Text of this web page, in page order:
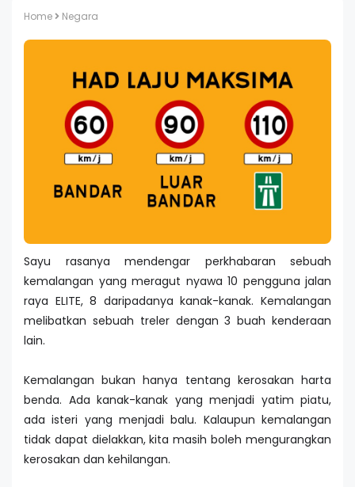
Home Negara
Sayu rasanya mendengar perkhabaran sebuah
kemalangan yang meragut nyawa 10 pengguna jalan
raya ELITE, 8 daripadanya kanak-kanak. Kemalangan
melibatkan sebuah treler dengan 3 buah kenderaan
lain.
Kemalangan bukan hanya tentang kerosakan harta
benda. Ada kanak-kanak yang menjadi yatim piatu,
ada isteri yang menjadi balu. Kalaupun kemalangan
tidak dapat dielakkan, kita masih boleh mengurangkan
kerosakan dan kehilangan.